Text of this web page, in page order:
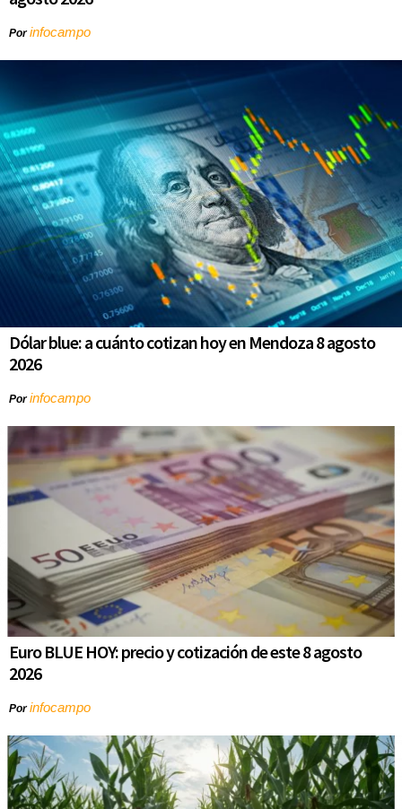
Porinfocampo
Dólar blue: a cuánto cotizan hoy en Mendoza 8 agosto
2026
Porinfocampo
Euro BLUE HOY: precio y cotización de este 8 agosto
2026
Porinfocampo